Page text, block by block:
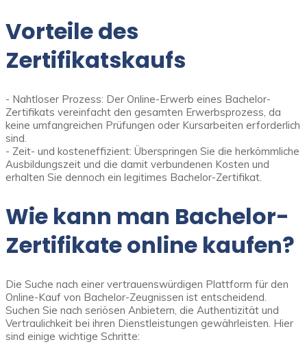
Vorteile des
Zertifikatskaufs
- Nahtloser Prozess: Der Online-Erwerb eines Bachelor-
Zertifikats vereinfacht den gesamten Erwerbsprozess, da
keine umfangreichen Prüfungen oder Kursarbeiten erforderlich
sind.
- Zeit- und kosteneffizient: Überspringen Sie die herkömmliche
Ausbildungszeit und die damit verbundenen Kosten und
erhalten Sie dennoch ein legitimes Bachelor-Zertifikat.
Wie kann man Bachelor-
Zertifikate online kaufen?
Die Suche nach einer vertrauenswürdigen Plattform für den
Online-Kauf von Bachelor-Zeugnissen ist entscheidend.
Suchen Sie nach seriösen Anbietern, die Authentizität und
Vertraulichkeit bei ihren Dienstleistungen gewährleisten. Hier
sind einige wichtige Schritte: